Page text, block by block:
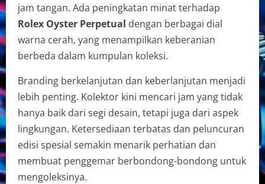
jam tangan. Ada peningkatan minat terhadap
Rolex Oyster Perpetual dengan berbagai dial
warna cerah, yang menampilkan keberanian
berbeda dalam kumpulan koleksi.
Branding berkelanjutan dan keberlanjutan menjadi
lebih penting. Kolektor kini mencari jam yang tidak
hanya baik dari segi desain, tetapi juga dari aspek
lingkungan. Ketersediaan terbatas dan peluncuran
edisi spesial semakin menarik perhatian dan
membuat penggemar berbondong-bondong untuk
mengoleksinya.